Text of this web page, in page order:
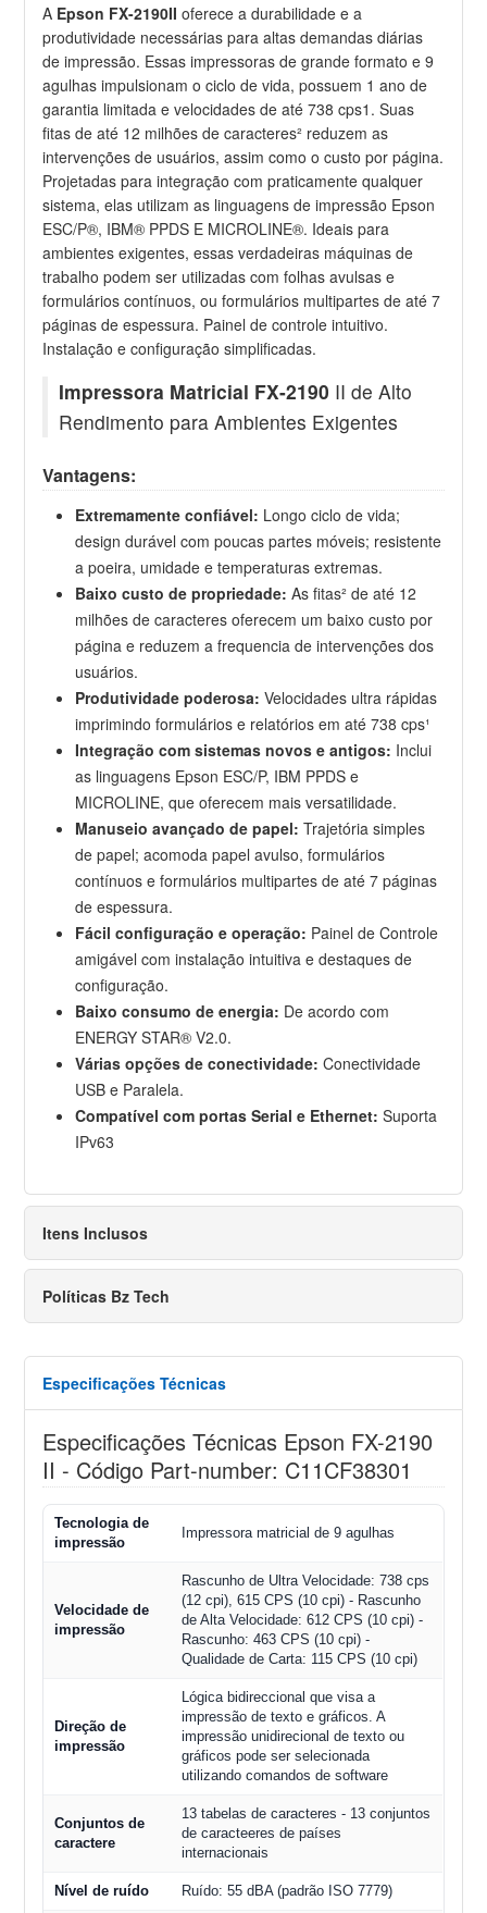
A Epson FX-2190II oferece a durabilidade e a
produtividade necessárias para altas demandas diárias
de impressão. Essas impressoras de grande formato e 9
agulhas impulsionam o ciclo de vida, possuem 1 ano de
garantia limitada e velocidades de até 738 cps1. Suas
fitas de até 12 milhões de caracteres² reduzem as
intervenções de usuários, assim como o custo por página.
Projetadas para integração com praticamente qualquer
sistema, elas utilizam as linguagens de impressão Epson
ESC/P®, IBM® PPDS E MICROLINE®. Ideais para
ambientes exigentes, essas verdadeiras máquinas de
trabalho podem ser utilizadas com folhas avulsas e
formulários contínuos, ou formulários multipartes de até 7
páginas de espessura. Painel de controle intuitivo.
Instalação e configuração simplificadas.
Impressora Matricial FX-2190 II de Alto
Rendimento para Ambientes Exigentes
Vantagens:
Extremamente confiável: Longo ciclo de vida;
design durável com poucas partes móveis; resistente
a poeira, umidade e temperaturas extremas.
Baixo custo de propriedade: As fitas² de até 12
milhões de caracteres oferecem um baixo custo por
página e reduzem a frequencia de intervenções dos
usuários.
Produtividade poderosa: Velocidades ultra rápidas
imprimindo formulários e relatórios em até 738 cps¹
Integração com sistemas novos e antigos: Inclui
as linguagens Epson ESC/P, IBM PPDS e
MICROLINE, que oferecem mais versatilidade.
Manuseio avançado de papel: Trajetória simples
de papel; acomoda papel avulso, formulários
contínuos e formulários multipartes de até 7 páginas
de espessura.
Fácil configuração e operação: Painel de Controle
amigável com instalação intuitiva e destaques de
configuração.
Baixo consumo de energia: De acordo com
ENERGY STAR® V2.0.
Várias opções de conectividade: Conectividade
USB e Paralela.
Compatível com portas Serial e Ethernet: Suporta
IPv63
Itens Inclusos
Políticas Bz Tech
Especificações Técnicas
Especificações Técnicas Epson FX-2190
II - Código Part-number: C11CF38301
Tecnologia de
impressão
Impressora matricial de 9 agulhas
Velocidade de
impressão
Rascunho de Ultra Velocidade: 738 cps
(12 cpi), 615 CPS (10 cpi) - Rascunho
de Alta Velocidade: 612 CPS (10 cpi) -
Rascunho: 463 CPS (10 cpi) -
Qualidade de Carta: 115 CPS (10 cpi)
Direção de
impressão
Lógica bidireccional que visa a
impressão de texto e gráficos. A
impressão unidirecional de texto ou
gráficos pode ser selecionada
utilizando comandos de software
Conjuntos de
caractere
13 tabelas de caracteres - 13 conjuntos
de caracteeres de países
internacionais
Nível de ruído Ruído: 55 dBA (padrão ISO 7779)